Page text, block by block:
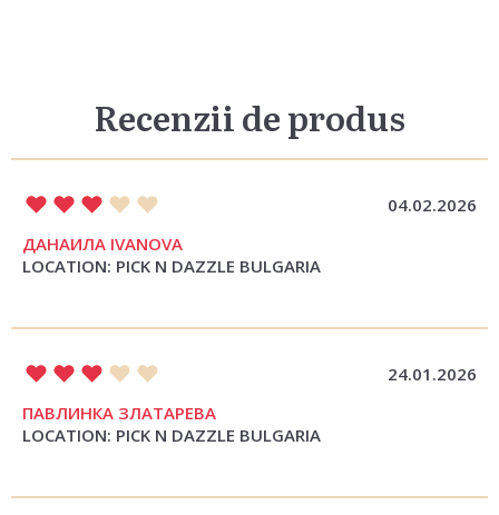
Recenzii de produs
04.02.2026
ДАНАИЛА IVANOVA
LOCATION: PICK N DAZZLE BULGARIA
24.01.2026
ПАВЛИНКА ЗЛАТАРЕВА
LOCATION: PICK N DAZZLE BULGARIA